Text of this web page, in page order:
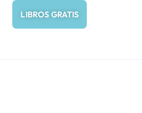
LIBROS GRATIS